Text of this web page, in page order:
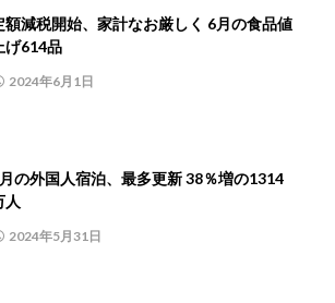
額減税開始、家計なお厳しく 6月の食品値
上げ614品
2024年6月1日
の外国人宿泊、最多更新 38％増の1314
人
2024年5月31日